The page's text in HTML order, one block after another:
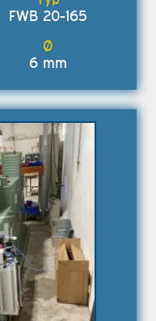
FWB 20-165
6 mm